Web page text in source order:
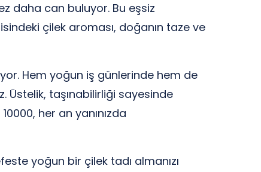
daha can buluyor. Bu eşsiz
çilek aroması, doğanın taze ve
Hem yoğun iş günlerinde hem de
taşınabilirliği sayesinde
her an yanınızda
yoğun bir çilek tadı almanızı